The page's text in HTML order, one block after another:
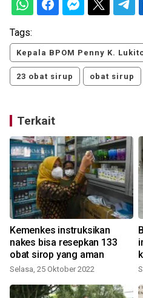
Tags:
Kepala BPOM Penny K.
23 obat sirup obat sirup
Terkait
Kemenkes instruksikan
nakes bisa resepkan 133
obat sirop yang aman
Selasa, 25 Oktober 2022